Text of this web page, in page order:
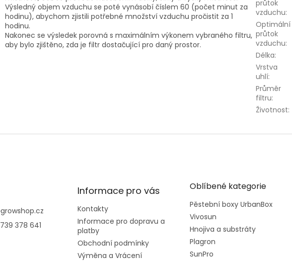
Výsledný objem vzduchu se poté vynásobí číslem 60 (počet minut za
hodinu), abychom zjistili potřebné množství vzduchu pročistit za 1
hodinu.
Nakonec se výsledek porovná s maximálním výkonem vybraného filtru,
aby bylo zjištěno, zda je filtr dostačující pro daný prostor.
průtok
vzduchu:
Optimální
průtok
vzduchu:
Délka:
Vrstva
uhlí:
Průměr
filtru:
Životnost:
growshop.cz
378 641
Informace pro vás
Kontakty
Informace pro dopravu a
platby
Obchodní podmínky
Výměna a Vrácení
Oblíbené kategorie
Pěstební boxy UrbanBox
Vivosun
Hnojiva a substráty
Plagron
SunPro